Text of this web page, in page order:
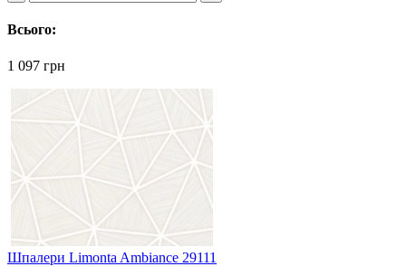
Всього:
1 097 грн
Шпалери Limonta Ambiance 29111